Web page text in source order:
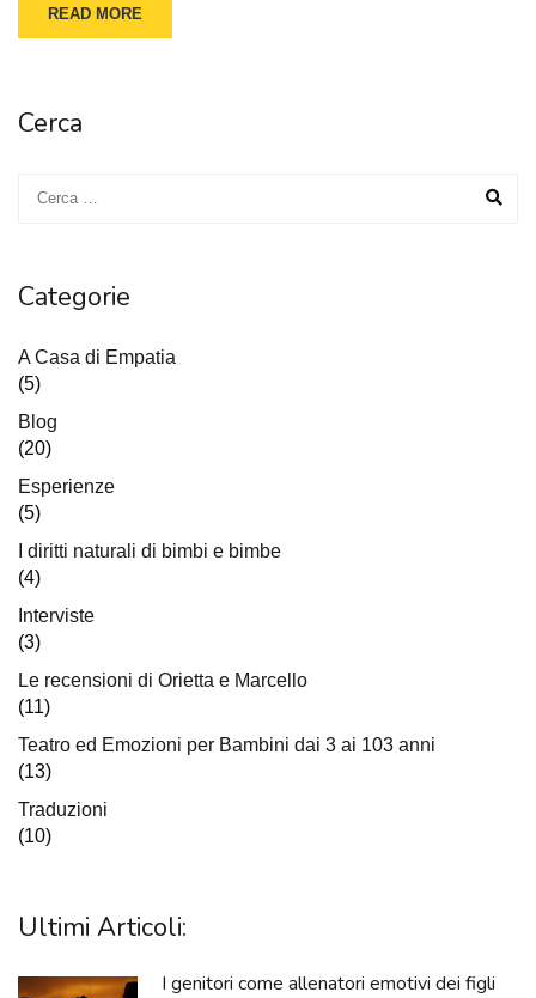
READ MORE
Cerca
Categorie
A Casa di Empatia
(5)
Blog
(20)
Esperienze
(5)
I diritti naturali di bimbi e bimbe
(4)
Interviste
(3)
Le recensioni di Orietta e Marcello
(11)
Teatro ed Emozioni per Bambini dai 3 ai 103 anni
(13)
Traduzioni
(10)
Ultimi Articoli:
I genitori come allenatori emotivi dei figli